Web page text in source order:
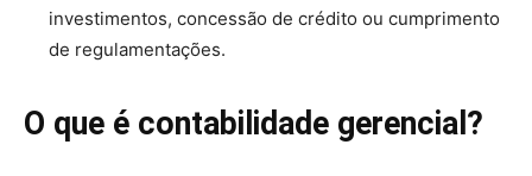
investimentos, concessão de crédito ou cumprimento
de regulamentações.
O que é contabilidade gerencial?